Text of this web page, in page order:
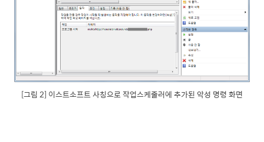
[그림 2] 이스트소프트 사칭으로 작업스케줄러에 추가된 악성 명령 화면